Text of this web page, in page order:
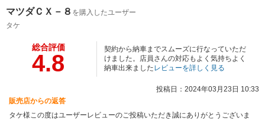
マツダＣＸ－８ を購入したユーザー
タケ
総合評価
4.8
契約から納車までスムーズに行なっていただ
けました。店員さんの対応もよく気持ちよく
納車出来ましたレビューを詳しく見る
投稿日：2024年03月23日 10:33
販売店からの返答
タケ様この度はユーザーレビューのご投稿いただき誠にありがとうございま